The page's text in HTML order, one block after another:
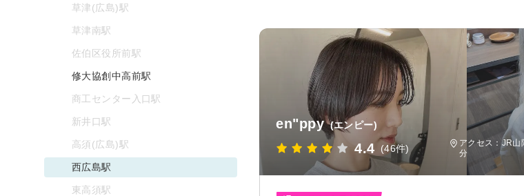
en"ppy (エンピー)
4.4 (46件)
アクセス：JR
分
草津(広島)駅
草津南駅
佐伯区役所前駅
修大協創中高前駅
商工センター入口駅
新井口駅
高須(広島)駅
西広島駅
東高須駅